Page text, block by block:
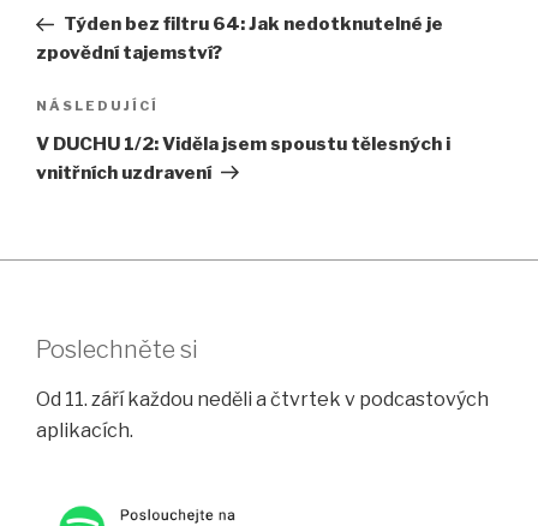
příspěvek
příspěvek
Týden bez filtru 64: Jak nedotknutelné je
zpovědní tajemství?
Následující
příspěvek
NÁSLEDUJÍCÍ
V DUCHU 1/2: Viděla jsem spoustu tělesných i
vnitřních uzdravení
Poslechněte si
Od 11. září každou neděli a čtvrtek v podcastových
aplikacích.